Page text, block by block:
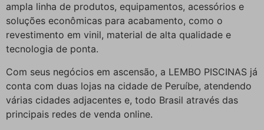
ampla linha de produtos, equipamentos, acessórios e
soluções econômicas para acabamento, como o
revestimento em vinil, material de alta qualidade e
tecnologia de ponta.
Com seus negócios em ascensão, a LEMBO PISCINAS já
conta com duas lojas na cidade de Peruíbe, atendendo
várias cidades adjacentes e, todo Brasil através das
principais redes de venda online.